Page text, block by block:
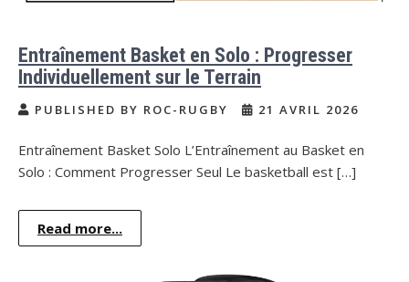
Entraînement Basket en Solo : Progresser
Individuellement sur le Terrain
PUBLISHED BY ROC-RUGBY 21 AVRIL 2026
Entraînement Basket Solo L’Entraînement au Basket en
Solo : Comment Progresser Seul Le basketball est […]
Read more...